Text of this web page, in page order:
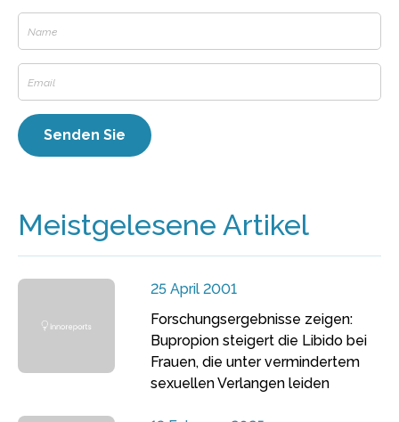
Meistgelesene Artikel
25 April 2001
Forschungsergebnisse zeigen:
Bupropion steigert die Libido bei
Frauen, die unter vermindertem
sexuellen Verlangen leiden